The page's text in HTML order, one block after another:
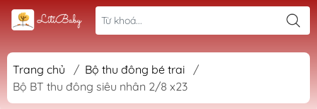
Trang chủ / Bộ thu đông bé trai
/
Bộ BT thu đông siêu nhân 2/8 x23